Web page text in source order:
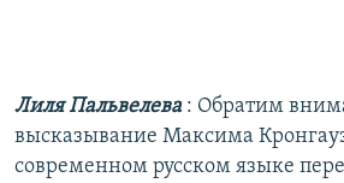
Лиля Пальвелева : Обратим
высказывание Максима
современном русском языке